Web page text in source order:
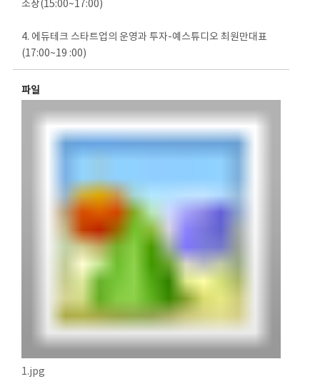
소장(15:00~17:00)
4. 에듀테크 스타트업의 운영과 투자-예스튜디오 최원만대표
(17:00~19 :00)
파일
1.jpg